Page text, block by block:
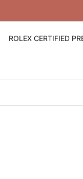
ROLEX CERTIFIED